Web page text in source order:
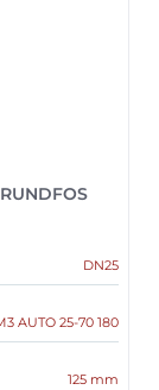
DN25
AUTO 25-70 180
125 mm